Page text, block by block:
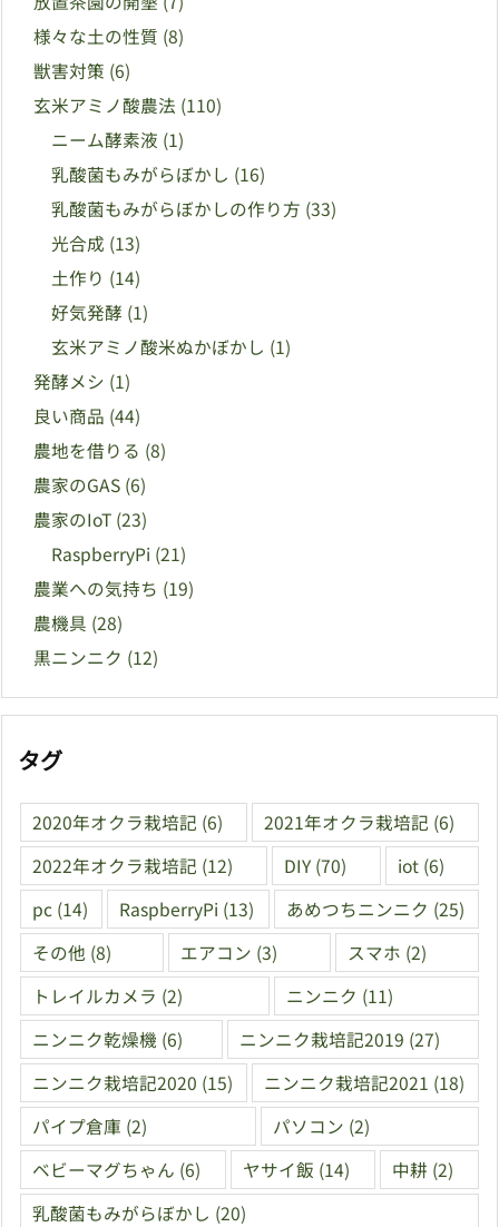
様々な土の性質 (8)
獣害対策 (6)
玄米アミノ酸農法 (110)
ニーム酵素液 (1)
乳酸菌もみがらぼかし (16)
乳酸菌もみがらぼかしの作り方 (33)
光合成 (13)
土作り (14)
好気発酵 (1)
玄米アミノ酸米ぬかぼかし (1)
発酵メシ (1)
良い商品 (44)
農地を借りる (8)
農家のGAS (6)
農家のIoT (23)
RaspberryPi (21)
農業への気持ち (19)
農機具 (28)
黒ニンニク (12)
タグ
2020年オクラ栽培記 (6) 2021年オクラ栽培記 (6)
2022年オクラ栽培記 (12) DIY (70) iot (6)
pc (14) RaspberryPi (13) あめつちニンニク (25)
その他 (8) エアコン (3) スマホ (2)
トレイルカメラ (2) ニンニク (11)
ニンニク乾燥機 (6) ニンニク栽培記2019 (27)
ニンニク栽培記2020 (15) ニンニク栽培記2021 (18)
パイプ倉庫 (2) パソコン (2)
ベビーマグちゃん (6) ヤサイ飯 (14) 中耕 (2)
乳酸菌もみがらぼかし (20)